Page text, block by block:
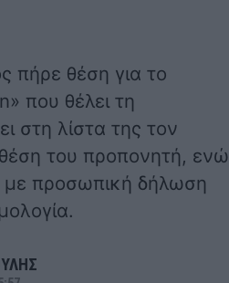
πήρε θέση για το
που θέλει τη
στη λίστα της τον
του προπονητή, ενώ
με προσωπική δήλωση